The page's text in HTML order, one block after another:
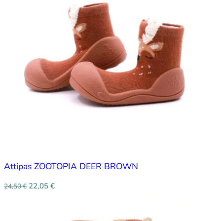
Attipas ZOOTOPIA DEER BROWN
24,50€ 22,05 €